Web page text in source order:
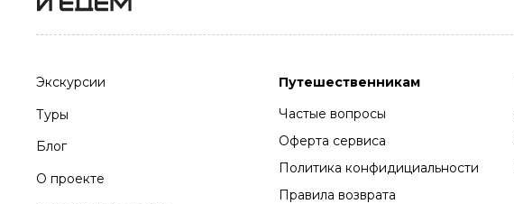
Экскурсии
Туры
Блог
О проекте
Путешественникам
Частые вопросы
Оферта сервиса
Политика конфидициальности
Правила возврата